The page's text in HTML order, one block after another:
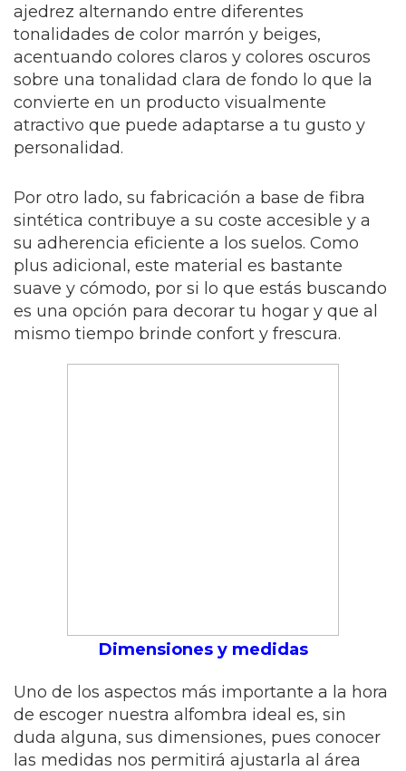
ajedrez alternando entre diferentes
tonalidades de color marrón y beiges,
acentuando colores claros y colores oscuros
sobre una tonalidad clara de fondo lo que la
convierte en un producto visualmente
atractivo que puede adaptarse a tu gusto y
personalidad.
Por otro lado, su fabricación a base de fibra
sintética contribuye a su coste accesible y a
su adherencia eficiente a los suelos. Como
plus adicional, este material es bastante
suave y cómodo, por si lo que estás buscando
es una opción para decorar tu hogar y que al
mismo tiempo brinde confort y frescura.
Dimensiones y medidas
Uno de los aspectos más importante a la hora
de escoger nuestra alfombra ideal es, sin
duda alguna, sus dimensiones, pues conocer
las medidas nos permitirá ajustarla al área